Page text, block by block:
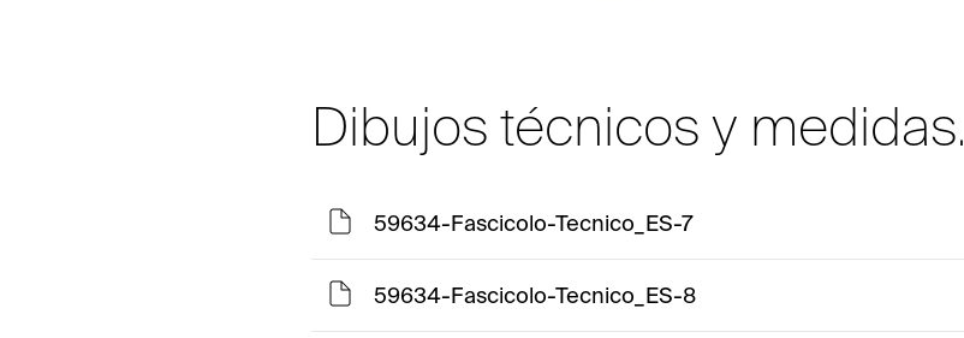
Dibujos técnicos y medidas.
59634-Fascicolo-Tecnico_ES-7
59634-Fascicolo-Tecnico_ES-8